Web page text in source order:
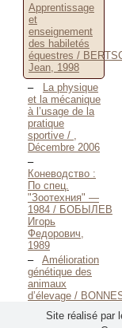
Apprentissage
et
enseignement
des habiletés
équestres /
Jean, 1998
La physique
et la mécanique
à l’usage de la
pratique
sportive / ,
Décembre 2006
Коневодство :
По спец.
"Зоотехния" —
1984 / БОБЫЛЕВ
Игорь
Федорович,
1989
Amélioration
génétique des
animaux
d’élevage /
Organisation
Site réalisé par